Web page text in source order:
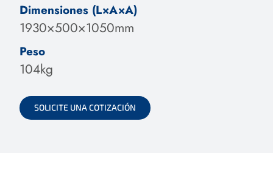
Dimensiones (L×A×A)
1930×500×1050mm
Peso
104kg
SOLICITE UNA COTIZACIÓN